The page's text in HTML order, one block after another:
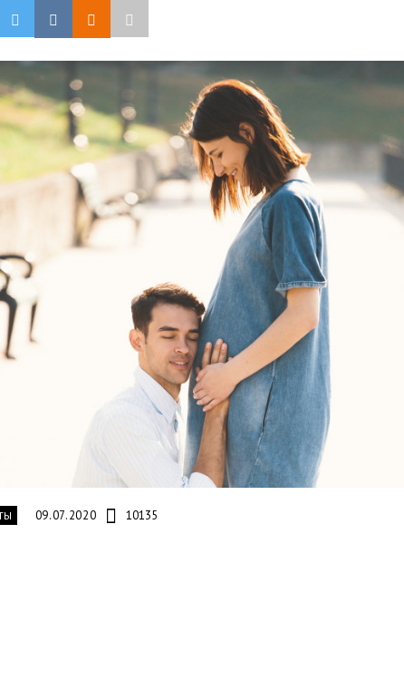
09.07.2020 10135